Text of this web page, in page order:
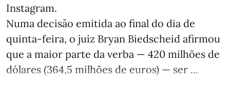
Instagram.
Numa decisão emitida ao final do dia de
quinta-feira, o juiz Bryan Biedscheid afirmou
que a maior parte da verba — 420 milhões de
dólares (364,5 milhões de euros) — ser ...